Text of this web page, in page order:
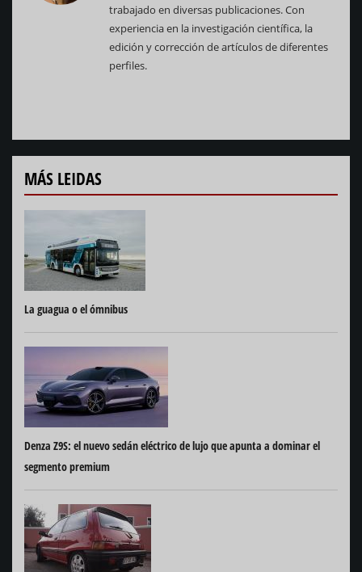
trabajado en diversas publicaciones. Con
experiencia en la investigación científica, la
edición y corrección de artículos de diferentes
perfiles.
MÁS LEIDAS
La guagua o el ómnibus
Denza Z9S: el nuevo sedán eléctrico de lujo que apunta a dominar el
segmento premium